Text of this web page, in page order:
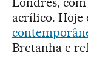
acrílico. Hoje
Bretanha e